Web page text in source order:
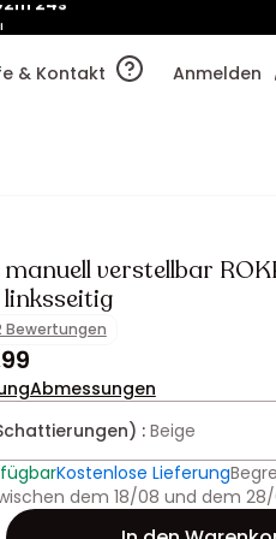
& Kontakt
Anmelden
verstellbar
Bewertungen
Abmessungen
:Beige
Kostenlose Lieferung
dem 18/08 und dem